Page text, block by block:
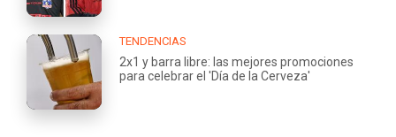
TENDENCIAS
2x1 y barra libre: las mejores promociones
para celebrar el 'Día de la Cerveza'